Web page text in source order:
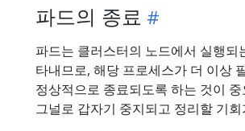
파드의 종료
파드는 클러스터의 노드에서 실행되
타내므로, 해당 프로세스가 더 이상
정상적으로 종료되도록 하는 것이
그널로 갑자기 중지되고 정리할 기